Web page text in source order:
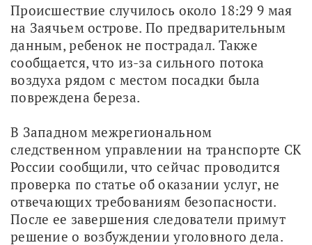
Происшествие случилось около 18:29 9 мая
на Заячьем острове. По предварительным
данным, ребенок не пострадал. Также
сообщается, что из-за сильного потока
воздуха рядом с местом посадки была
повреждена береза.
В Западном межрегиональном
следственном управлении на транспорте СК
России сообщили, что сейчас проводится
проверка по статье об оказании услуг, не
отвечающих требованиям безопасности.
После ее завершения следователи примут
решение о возбуждении уголовного дела.